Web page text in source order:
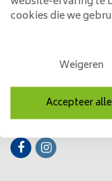
Mijn account
Categorieën
Volg ons
cookies die we
Weigeren
Accepteer